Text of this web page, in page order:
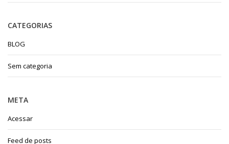
CATEGORIAS
BLOG
Sem categoria
META
Acessar
Feed de posts